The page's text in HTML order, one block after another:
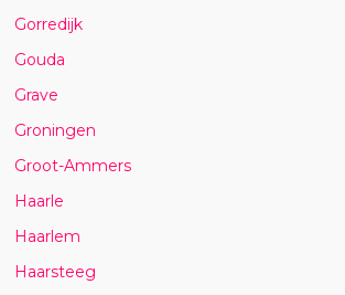
Gorredijk
Gouda
Grave
Groningen
Groot-Ammers
Haarle
Haarlem
Haarsteeg